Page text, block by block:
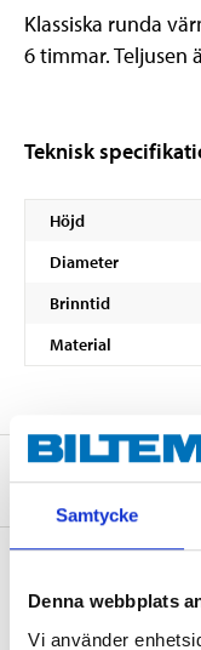
Samtycke
Denna webbplats
Vi använder
Klassiska runda
6 timmar. Teljusen
Teknisk
Höjd
Diameter
Brinntid
Material
Om tillverkaren